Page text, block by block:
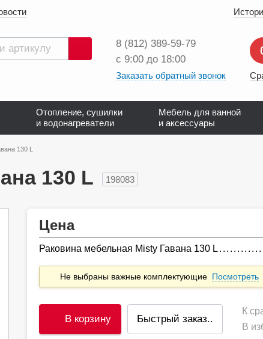
Поиск
8 (812) 389‑59‑79
с 9:00 до 18:00
Заказать обратный звонок
Отопление, сушилки
и водонагреватели
Мебель для ванной
и аксессуары
130 L
130 L 198083
Цена
Раковина мебельная Misty Гавана 130 L
Не выбраны важные комплектующие Посмотреть
В корзину Быстрый заказ..
К
В